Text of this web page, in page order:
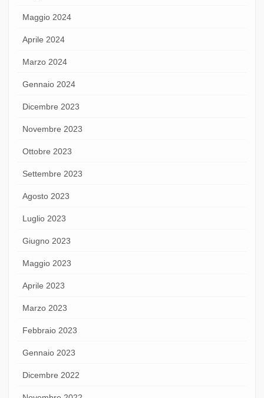
Maggio 2024
Aprile 2024
Marzo 2024
Gennaio 2024
Dicembre 2023
Novembre 2023
Ottobre 2023
Settembre 2023
Agosto 2023
Luglio 2023
Giugno 2023
Maggio 2023
Aprile 2023
Marzo 2023
Febbraio 2023
Gennaio 2023
Dicembre 2022